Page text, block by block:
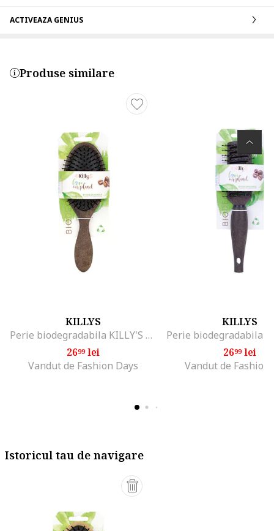
ACTIVEAZA GENIUS
Produse similare
KILLYS
Perie biodegradabila KILLY'S LOVE OUR PLANET, Negru
2699lei
Vandut de Fashion Days
KILLYS
2699lei
Vandut de Fashion
Istoricul tau de navigare